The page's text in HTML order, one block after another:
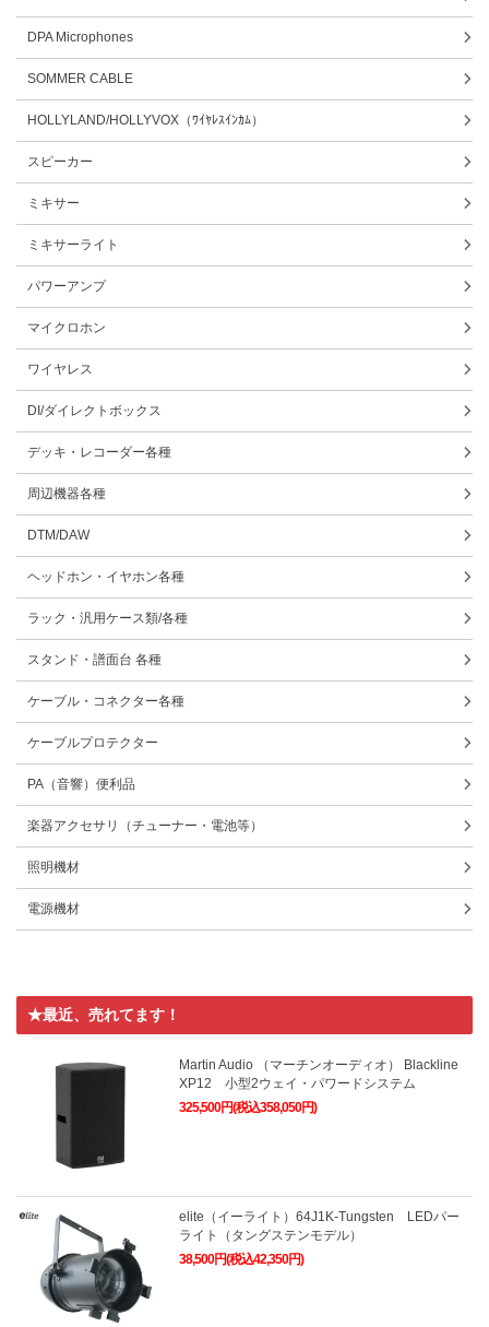
DPA Microphones
SOMMER CABLE
HOLLYLAND/HOLLYVOX（ﾜｲﾔﾚｽｲﾝｶﾑ）
スピーカー
ミキサー
ミキサーライト
パワーアンプ
マイクロホン
ワイヤレス
DI/ダイレクトボックス
デッキ・レコーダー各種
周辺機器各種
DTM/DAW
ヘッドホン・イヤホン各種
ラック・汎用ケース類/各種
スタンド・譜面台 各種
ケーブル・コネクター各種
ケーブルプロテクター
PA（音響）便利品
楽器アクセサリ（チューナー・電池等）
照明機材
電源機材
★最近、売れてます！
Martin Audio （マーチンオーディオ） Blackline
XP12 小型2ウェイ・パワードシステム
325,500円(税込358,050円)
elite（イーライト）64J1K-Tungsten LEDパー
ライト（タングステンモデル）
38,500円(税込42,350円)